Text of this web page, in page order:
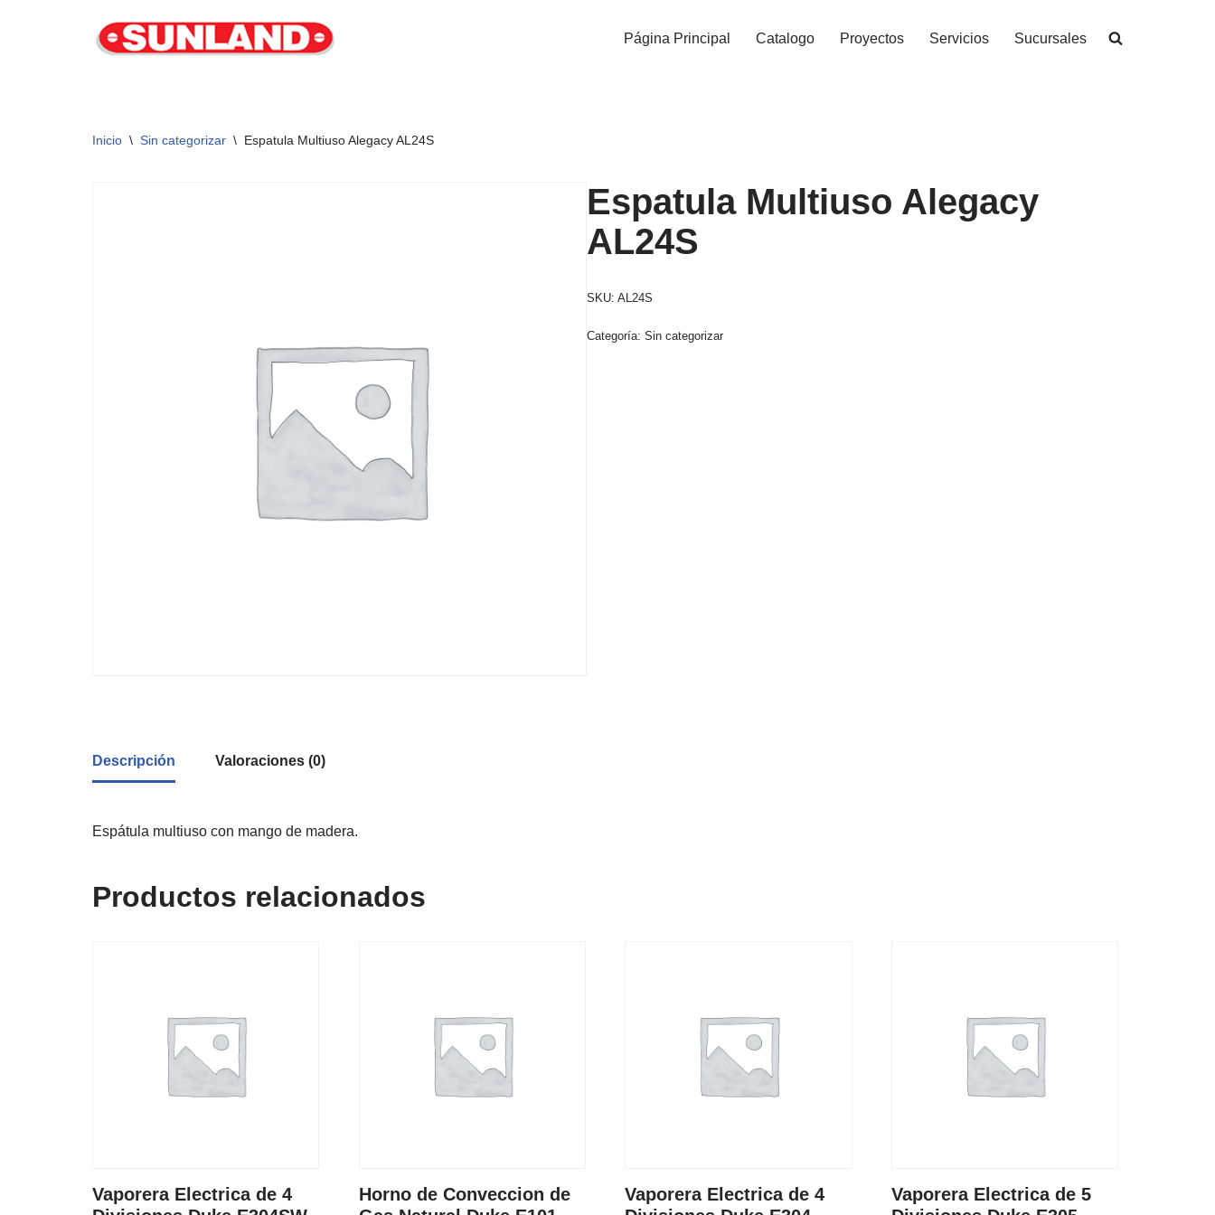
Página Principal Catalogo Proyectos Servicios Sucursales
Inicio \ Sin categorizar \ Espatula Multiuso Alegacy AL24S
Espatula Multiuso Alegacy
AL24S
SKU:AL24S
Categoría:Sin categorizar
Descripción Valoraciones (0)
Espátula multiuso con mango de madera.
Productos relacionados
Vaporera Electrica de 4
Horno de Conveccion de
Vaporera Electrica de 4
Vaporera Electrica de 5